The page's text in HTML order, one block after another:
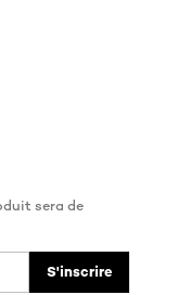
sera de
S'inscrire